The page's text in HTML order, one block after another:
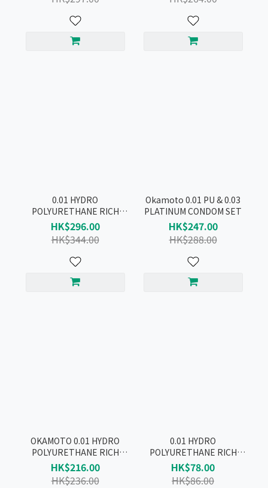
0.01 HYDRO
POLYURETHANE RICH
LUBRICATIVE CONDOM
PRODUCT SET
HK$296.00
HK$344.00
Okamoto 0.01 PU & 0.03
PLATINUM CONDOM SET
HK$247.00
HK$288.00
OKAMOTO 0.01 HYDRO
POLYURETHANE RICH
LUBRICATIVE CONDOM
10pcs
HK$216.00
HK$236.00
0.01 HYDRO
POLYURETHANE RICH
LUBRICATIVE CONDOM
4pcs
HK$78.00
HK$86.00